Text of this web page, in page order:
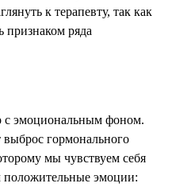
к терапевту, так как
признаком ряда
с эмоциональным фоном.
гормонального
мы чувствуем себя
положительные эмоции: